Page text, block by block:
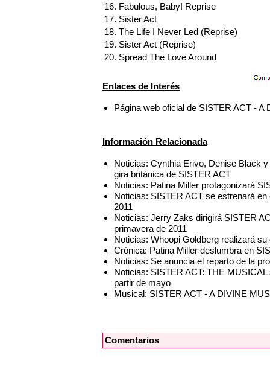
16. Fabulous, Baby! Reprise
17. Sister Act
18. The Life I Never Led (Reprise)
19. Sister Act (Reprise)
20. Spread The Love Around
Enlaces de Interés
Página web oficial de SISTER ACT -
Información Relacionada
Noticias: Cynthia Erivo, Denise Black
gira británica de SISTER ACT
Noticias: Patina Miller protagonizará
Noticias: SISTER ACT se estrenará
2011
Noticias: Jerry Zaks dirigirá SISTER
primavera de 2011
Noticias: Whoopi Goldberg realizará
Crónica: Patina Miller deslumbra en
Noticias: Se anuncia el reparto de la
Noticias: SISTER ACT: THE
partir de mayo
Musical: SISTER ACT - A DIVINE
Comentarios